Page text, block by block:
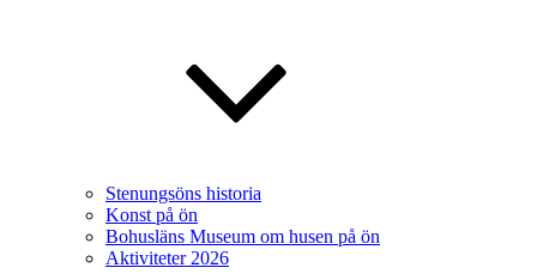
Stenungsöns historia
Konst på ön
Bohusläns Museum om husen på ön
Aktiviteter 2026